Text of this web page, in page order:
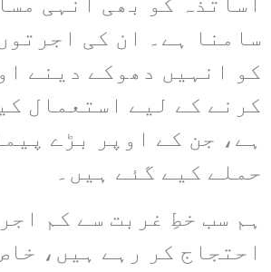
سامنا ہے۔ ان کی
کو انہیں دھوکے دینے
کرنے کے لیے استعمال
ہے، جن کے اوپر بڑے
حملے کیے گئے ہیں۔
ہم سب خطِ غربت سے کم
احتجاج کر رہے ہیں،